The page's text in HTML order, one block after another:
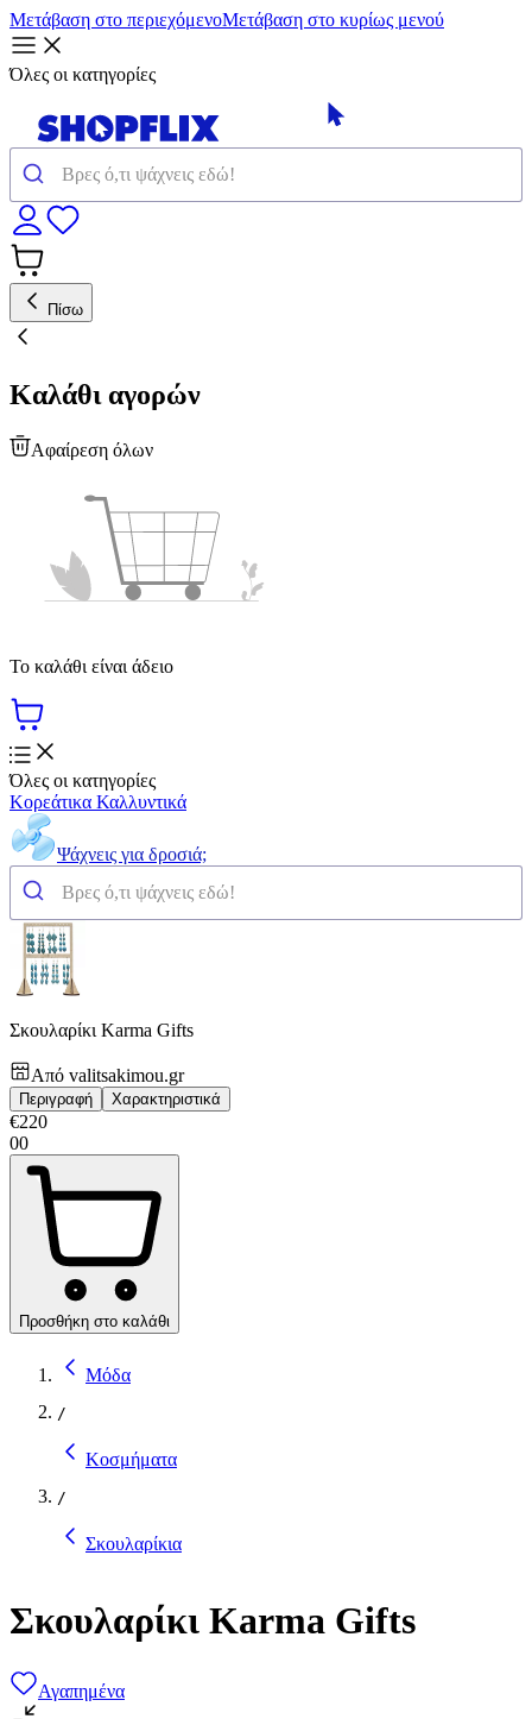
Μετάβαση στο περιεχόμενοΜετάβαση στο κυρίως μενού
Όλες οι κατηγορίες
Πίσω
Καλάθι αγορών
Αφαίρεση όλων
Το καλάθι είναι άδειο
Όλες οι κατηγορίες
Κορεάτικα Καλλυντικά
Ψάχνεις για δροσιά;
Σκουλαρίκι Karma Gifts
Από valitsakimou.gr
Περιγραφή Χαρακτηριστικά
€220
00
Προσθήκη στο καλάθι
Μόδα
/
Κοσμήματα
/
Σκουλαρίκια
Σκουλαρίκι Karma Gifts
Αγαπημένα